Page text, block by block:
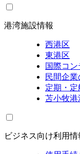
港湾施設情報
西港区
東港区
国際コ
民間企
定期・定
苫小牧港
ビジネス向け利用情